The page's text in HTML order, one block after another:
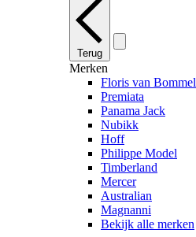
Terug
Merken
Floris van Bommel
Premiata
Panama Jack
Nubikk
Hoff
Philippe Model
Timberland
Mercer
Australian
Magnanni
Bekijk alle merken